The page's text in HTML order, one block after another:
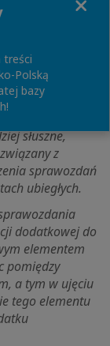
deklaracji CIT
rozliczenia
z
słuszne,
z
sprawozdań
ubiegłych.
dodatkowej do
elementem
pomiędzy
a tym w ujęciu
tego elementu
treści
Polską
bazy